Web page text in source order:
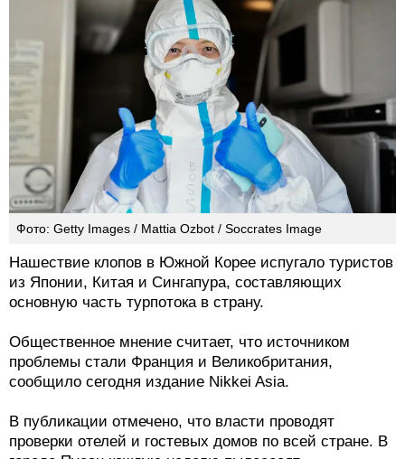
Фото: Getty Images / Mattia Ozbot / Soccrates Image
Нашествие клопов в Южной Корее испугало туристов
из Японии, Китая и Сингапура, составляющих
основную часть турпотока в страну.
Общественное мнение считает, что источником
проблемы стали Франция и Великобритания,
сообщило сегодня издание Nikkei Asia.
В публикации отмечено, что власти проводят
проверки отелей и гостевых домов по всей стране. В